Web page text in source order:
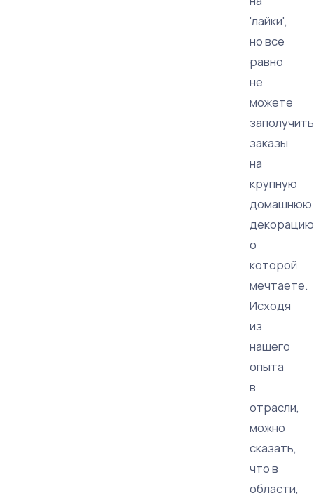
'лайки',
но все
равно
не
можете
заполучить
заказы
на
крупную
домашнюю
о
которой
мечтаете.
Исходя
из
нашего
опыта
в
отрасли,
можно
сказать,
что в
области,